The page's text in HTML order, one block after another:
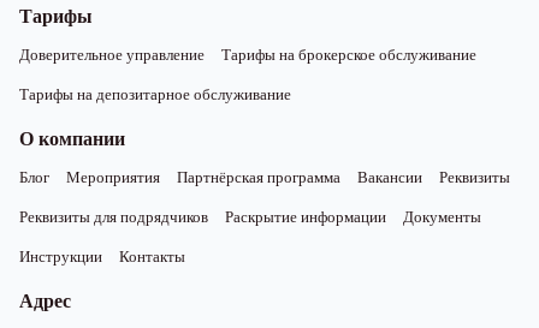
Тарифы
Доверительное управление Тарифы на брокерское обслуживание
Тарифы на депозитарное обслуживание
О компании
Блог Мероприятия Партнёрская программа Вакансии Реквизиты
Реквизиты для подрядчиков Раскрытие информации Документы
Инструкции Контакты
Адрес